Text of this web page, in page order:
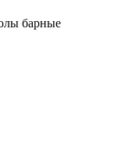
барные